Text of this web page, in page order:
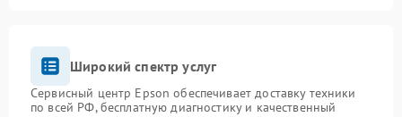
Широкий спектр услуг
Сервисный центр Epson обеспечивает доставку техники
по всей РФ, бесплатную диагностику и качественный